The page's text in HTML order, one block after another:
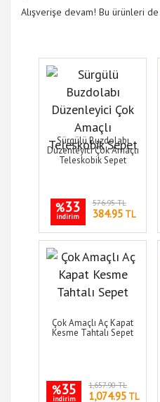
Alışverişe devam! Bu ürünleri
Sürgülü Buzdolabı
Düzenleyici Çok Amaçlı
Teleskobik Sepet
%33
indirim
576.95 TL
384.95TL
Çok Amaçlı Aç Kapat
Kesme Tahtalı Sepet
%35
indirim
1,657.90 TL
1,074.95 TL